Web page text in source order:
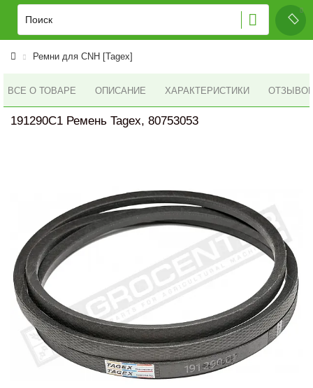
Ремни для CNH [Tagex]
ВСЕ О ТОВАРЕ ОПИСАНИЕ ХАРАКТЕРИСТИКИ ОТЗЫВОВ
191290C1 Ремень Tagex, 80753053